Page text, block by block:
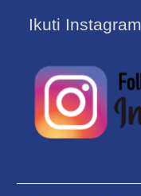
Ikuti Instagram